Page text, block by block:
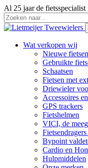
Al 25 jaar de
Wat verkopen wij
Nieuwe fietsen
Gebruikte
Schaatsen
Fietsen met
Driewieler
Accessoires
GPS trackers
Fietshelmen
VICI, de
Bypoint
Cardio en
Hulpmiddelen